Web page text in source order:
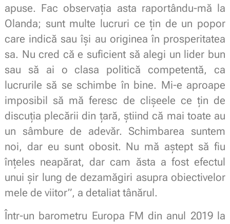
apuse. Fac observația asta raportându-mă la
Olanda; sunt multe lucruri ce țin de un popor
care indică sau își au originea în prosperitatea
sa. Nu cred că e suficient să alegi un lider bun
sau să ai o clasa politică competentă, ca
lucrurile să se schimbe în bine. Mi-e aproape
imposibil să mă feresc de clișeele ce țin de
discuția plecării din țară, știind că mai toate au
un sâmbure de adevăr. Schimbarea suntem
noi, dar eu sunt obosit. Nu mă aștept să fiu
înțeles neapărat, dar cam ăsta a fost efectul
unui șir lung de dezamăgiri asupra obiectivelor
mele de viitor”, a detaliat tânărul.
Într-un barometru Europa FM din anul 2019 la